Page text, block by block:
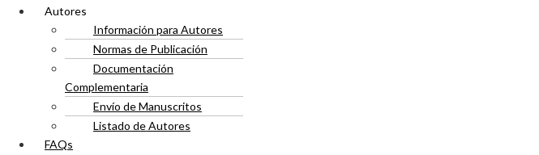
Autores
Información para Autores
Normas de Publicación
Documentación
Complementaria
Envío de Manuscritos
Listado de Autores
FAQs